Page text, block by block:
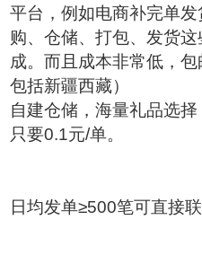
平台，例如电商补完单
购、仓储、打包、发货
成。而且成本非常低，
包括新疆西藏）
自建仓储，海量礼品选
只要0.1元/单。
日均发单≥500笔可直接